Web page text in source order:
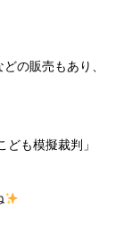
の販売もあり、
も模擬裁判」